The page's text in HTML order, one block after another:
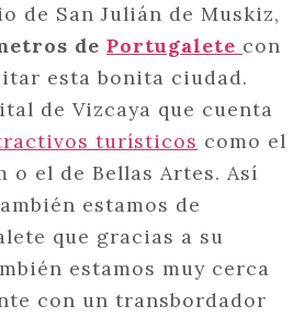
de San Julián de Muskiz,
de Portugalete con
esta bonita ciudad.
de Vizcaya que cuenta
turísticos como el
o el de Bellas Artes. Así
estamos de
que gracias a su
estamos muy cerca
con un transbordador